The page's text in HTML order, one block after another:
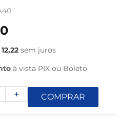
12,22 sem juros
à vista PIX ou Boleto
＋ COMPRAR